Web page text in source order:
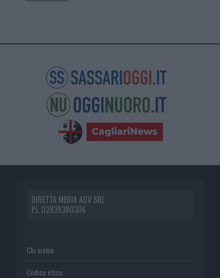
DIRETTA MEDIA ADV SRL
P.I. 02839380306
Chi siamo
Codice etico